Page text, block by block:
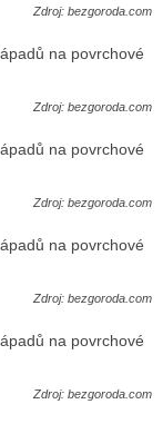
Zdroj: bezgoroda.com
Zdroj: bezgoroda.com
Zdroj: bezgoroda.com
Zdroj: bezgoroda.com
Zdroj: bezgoroda.com